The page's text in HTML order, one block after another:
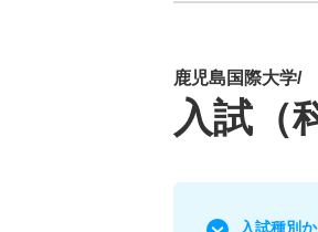
鹿児島国際大学/
入試（
入試種別